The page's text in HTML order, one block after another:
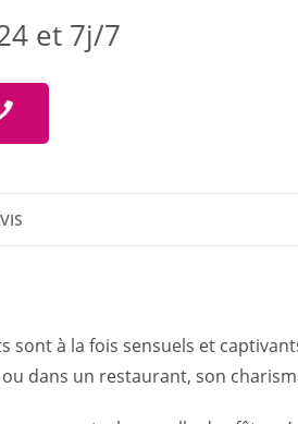
et 7j/7
sont à la fois sensuels et
ou dans un restaurant, son